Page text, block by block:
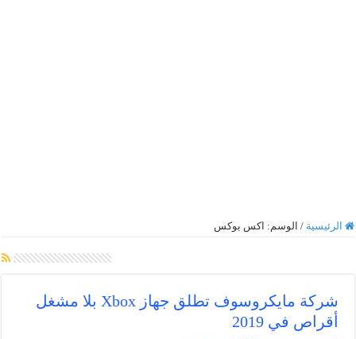
الرئيسية / الوسم: اكس بوكس
شركة مايكروسوف تطلق جهاز Xbox بلا مشغل
أقراص في 2019